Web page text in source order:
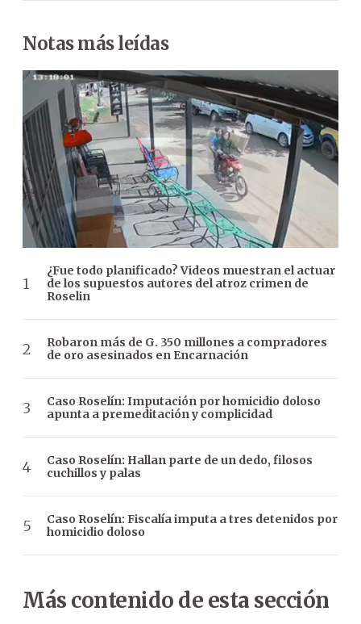
Notas más leídas
¿Fue todo planificado? Videos muestran el actuar
de los supuestos autores del atroz crimen de
Roselin
Robaron más de G. 350 millones a compradores
de oro asesinados en Encarnación
Caso Roselín: Imputación por homicidio doloso
apunta a premeditación y complicidad
Caso Roselín: Hallan parte de un dedo, filosos
cuchillos y palas
Caso Roselín: Fiscalía imputa a tres detenidos por
homicidio doloso
Más contenido de esta sección